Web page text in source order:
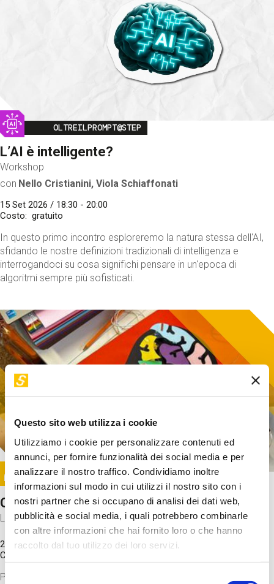
Questo sito web utilizza i cookie
Utilizziamo i cookie per personalizzare contenuti ed
annunci, per fornire funzionalità dei social media e per
analizzare il nostro traffico. Condividiamo inoltre
informazioni sul modo in cui utilizzi il nostro sito con i
nostri partner che si occupano di analisi dei dati web,
pubblicità e social media, i quali potrebbero combinarle
con altre informazioni che hai fornito loro o che hanno
raccolto dal tuo utilizzo dei loro servizi.
Selezione
Image
OLTREILPROMPT@STEP
L’AI è intelligente?
Workshop
con Nello Cristianini, Viola Schiaffonati
15 Set 2026 / 18:30 - 20:00
Costo
gratuito
In questo primo incontro esploreremo la natura stessa dell'AI,
sfidando le nostre definizioni tradizionali di intelligenza e
interrogandoci su cosa significhi pensare in un'epoca di
algoritmi sempre più sofisticati.
Image
SUNDAY@STEP
Come funziona il cervello?
Laboratorio
20 Set 2026 / 11:15 - 13:00
Costo
Proveremo a costruire un cervello in cartoncino cercando di